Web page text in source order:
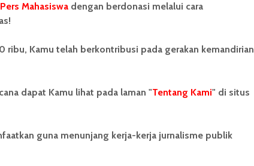
North Sumatra – Aceh in
Mahasiswa dengan berdonasi melalui cara
ribu, Kamu telah berkontribusi pada gerakan kemandirian
dapat Kamu lihat pada laman "Tentang Kami" di situs
guna menunjang kerja-kerja jurnalisme publik